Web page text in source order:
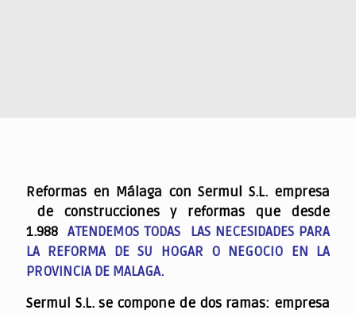
Reformas en Málaga con Sermul S.L. empresa
de construcciones y reformas que desde
1.988ATENDEMOS TODAS LAS NECESIDADES PARA
LA REFORMA DE SU HOGAR O NEGOCIO EN LA
PROVINCIA DE MALAGA.
Sermul S.L. se compone de dos ramas: empresa